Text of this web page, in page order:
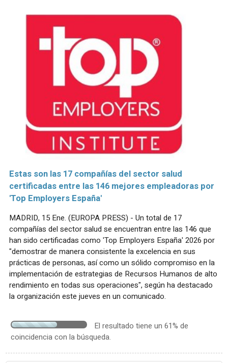
Estas son las 17 compañías del sector salud
certificadas entre las 146 mejores empleadoras por
'Top Employers España'
MADRID, 15 Ene. (EUROPA PRESS) - Un total de 17
compañías del sector salud se encuentran entre las 146 que
han sido certificadas como 'Top Employers España' 2026 por
"demostrar de manera consistente la excelencia en sus
prácticas de personas, así como un sólido compromiso en la
implementación de estrategias de Recursos Humanos de alto
rendimiento en todas sus operaciones", según ha destacado
la organización este jueves en un comunicado.
El resultado tiene un 61% de
coincidencia con la búsqueda.